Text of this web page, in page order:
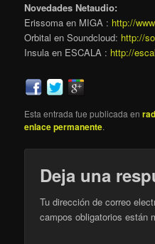
Novedades Netaudio:
Erissoma en MIGA : http://
Orbital en Soundcloud: http://
Insula en ESCALA : http://
Esta entrada fue publicada en
enlace permanente.
Deja una
Tu dirección de correo
campos obligatorios están